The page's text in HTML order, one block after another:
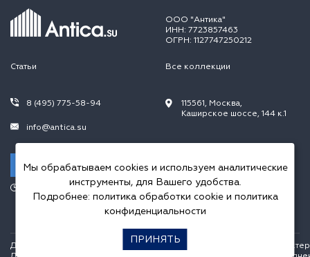
ООО "Антика"
ИНН: 7723857463
ОГРН: 1127747250212
Статьи Все коллекции
8 (495) 775-58-94
info@antica.su
Заказать звонок
115561, Москва,
Каширское шоссе, 144 к.1
Пн.-Пт. 10.00-20.00,
Сб.-Вс. 10.00-18.00
Данный интернет сайт носит исключительно информационный
Мы обрабатываем cookies и используем аналитические
инструменты, для Вашего удобства.
Подробнее: политика обработки cookieи политика
конфиденциальности
ПРИНЯТЬ